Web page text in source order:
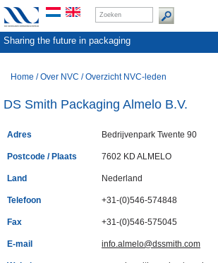
Sharing the future in packaging
Home /Over NVC /Overzicht NVC-leden
DS Smith Packaging Almelo B.V.
Adres Bedrijvenpark Twente 90
Postcode / Plaats 7602 KD ALMELO
Land Nederland
Telefoon +31-(0)546-574848
Fax +31-(0)546-575045
E-mail info.almelo@dssmith.com